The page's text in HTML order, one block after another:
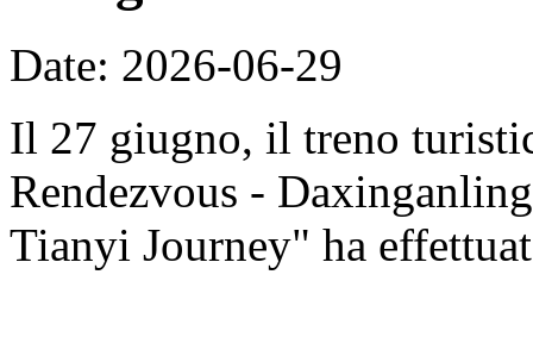
Date: 2026-06-29
Il 27 giugno, il treno
Rendezvous -
Tianyi Journey" ha